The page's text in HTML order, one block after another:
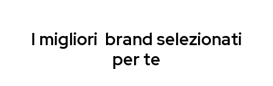
I migliori brand selezionati
per te